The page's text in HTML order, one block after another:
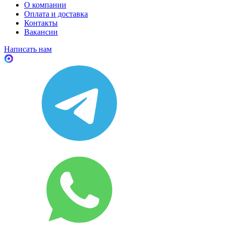
О компании
Оплата и доставка
Контакты
Вакансии
Написать нам